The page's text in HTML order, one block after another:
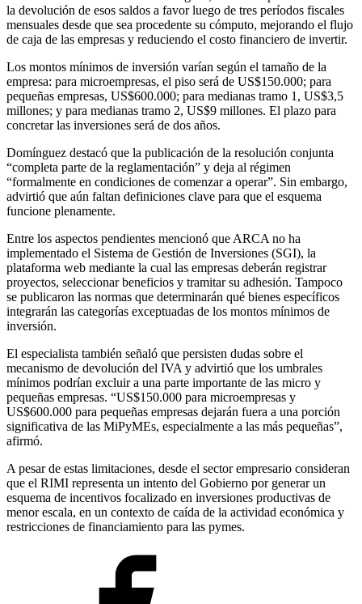
la devolución de esos saldos a favor luego de tres períodos fiscales
mensuales desde que sea procedente su cómputo, mejorando el flujo
de caja de las empresas y reduciendo el costo financiero de invertir.
Los montos mínimos de inversión varían según el tamaño de la
empresa: para microempresas, el piso será de US$150.000; para
pequeñas empresas, US$600.000; para medianas tramo 1, US$3,5
millones; y para medianas tramo 2, US$9 millones. El plazo para
concretar las inversiones será de dos años.
Domínguez destacó que la publicación de la resolución conjunta
“completa parte de la reglamentación” y deja al régimen
“formalmente en condiciones de comenzar a operar”. Sin embargo,
advirtió que aún faltan definiciones clave para que el esquema
funcione plenamente.
Entre los aspectos pendientes mencionó que ARCA no ha
implementado el Sistema de Gestión de Inversiones (SGI), la
plataforma web mediante la cual las empresas deberán registrar
proyectos, seleccionar beneficios y tramitar su adhesión. Tampoco
se publicaron las normas que determinarán qué bienes específicos
integrarán las categorías exceptuadas de los montos mínimos de
inversión.
El especialista también señaló que persisten dudas sobre el
mecanismo de devolución del IVA y advirtió que los umbrales
mínimos podrían excluir a una parte importante de las micro y
pequeñas empresas. “US$150.000 para microempresas y
US$600.000 para pequeñas empresas dejarán fuera a una porción
significativa de las MiPyMEs, especialmente a las más pequeñas”,
afirmó.
A pesar de estas limitaciones, desde el sector empresario consideran
que el RIMI representa un intento del Gobierno por generar un
esquema de incentivos focalizado en inversiones productivas de
menor escala, en un contexto de caída de la actividad económica y
restricciones de financiamiento para las pymes.